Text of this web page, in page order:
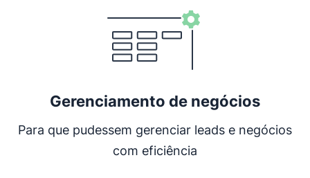
Gerenciamento de negócios
Para que pudessem gerenciar leads e negócios
com eficiência